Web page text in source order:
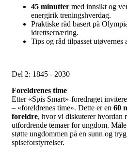
45 minutter med innsikt og
energirik treningshverdag.
Praktiske råd basert på
idrettsernæring.
Tips og råd tilpasset utøvernes
Del 2: 1845 - 2030
Foreldrenes time
Etter «Spis Smart»-foredraget
– «foreldrenes time». Dette er en 60
foreldre, hvor vi diskuterer hvordan
utfordrende temaer for ungdom.
støtte ungdommen på en sunn og
spiseforstyrrelser.